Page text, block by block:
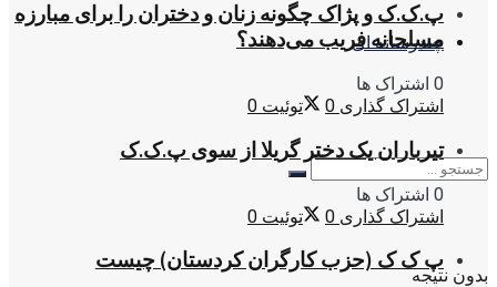
چندرسانه ای
بدون نتیجه
پ.ک.ک و پژاک چگونه زنان و دختران را برای مبارزه
مسلحانه فریب می‌دهند؟
0 اشتراک ها
اشتراک گذاری 0 توئیت 0
تیرباران یک دختر گریلا از سوی پ.ک.ک
0 اشتراک ها
اشتراک گذاری 0 توئیت 0
پ ک ک (حزب کارگران کردستان) چیست